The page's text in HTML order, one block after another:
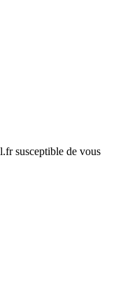
susceptible de vous